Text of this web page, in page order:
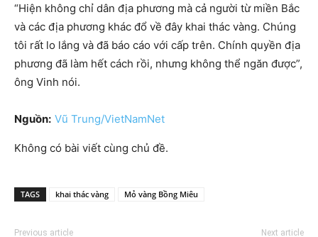
“Hiện không chỉ dân địa phương mà cả người từ miền Bắc
và các địa phương khác đổ về đây khai thác vàng. Chúng
tôi rất lo lắng và đã báo cáo với cấp trên. Chính quyền địa
phương đã làm hết cách rồi, nhưng không thể ngăn được”,
ông Vinh nói.
Nguồn: Vũ Trung/VietNamNet
Không có bài viết cùng chủ đề.
TAGS khai thác vàng Mỏ vàng Bồng Miêu
Previous article Next article